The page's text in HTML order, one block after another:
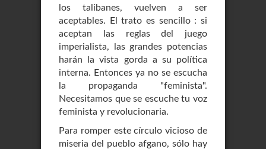
los talibanes, vuelven a ser
aceptables. El trato es sencillo : si
aceptan las reglas del juego
imperialista, las grandes potencias
harán la vista gorda a su política
interna. Entonces ya no se escucha
la propaganda "feminista".
Necesitamos que se escuche tu voz
feminista y revolucionaria.
Para romper este círculo vicioso de
miseria del pueblo afgano, sólo hay